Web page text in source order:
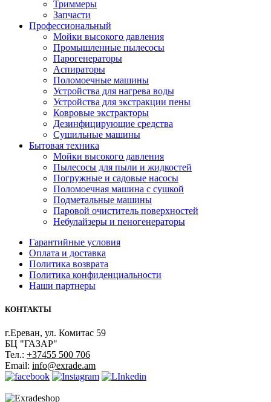
Триммеры
Запчасти
Профессиональный
Мойки высокого давления
Промышленные пылесосы
Парогенераторы
Аспираторы
Поломоечные машины
Устройства для нагрева воды
Устройства для экстракции пены
Ковровые экстракторы
Дезинфицирующие средства
Сушильные машины
Бытовая техника
Мойки высокого давления
Пылесосы для пыли и жидкостей
Погружные и садовые насосы
Поломоечная машина с сушкой
Подметальные машины
Паровой очиститель поверхностей
Небулайзеры и пеногенераторы
Гарантийные условия
Оплата и доставка
Политика возврата
Политика конфиденциальности
Наши партнеры
КОНТАКТЫ
г.Ереван, ул. Комитас 59
БЦ "ГАЗАР"
Тел.: +37455 500 706
Email: info@exrade.am